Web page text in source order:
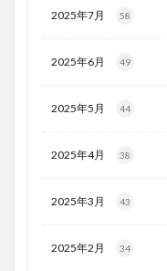
2025年7月 58
2025年6月 49
2025年5月 44
2025年4月 38
2025年3月 43
2025年2月 34